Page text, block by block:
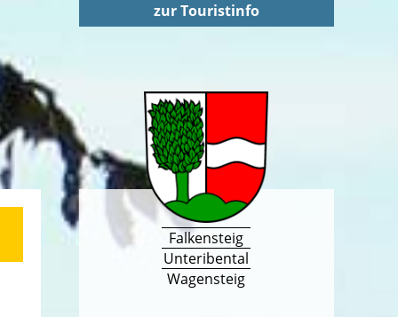
zur Touristinfo
Falkensteig
Unteribental
Wagensteig